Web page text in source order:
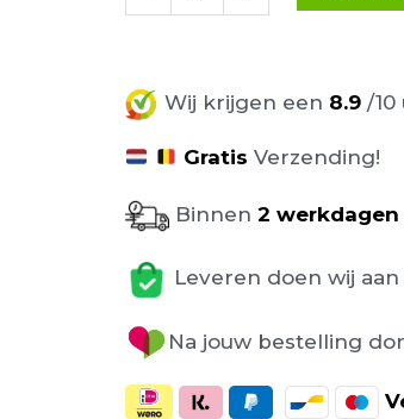
velours
aantal
Wij krijgen een 8.9 /10
Gratis Verzending!
Binnen 2 werkdagen
Leveren doen wij
Na jouw bestelling